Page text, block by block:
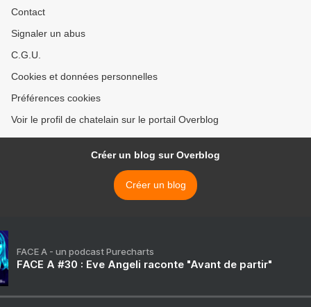
Contact
Signaler un abus
C.G.U.
Cookies et données personnelles
Préférences cookies
Voir le profil de chatelain sur le portail Overblog
Créer un blog sur Overblog
Créer un blog
FACE A - un podcast Purecharts
FACE A #30 : Eve Angeli raconte "Avant de partir"